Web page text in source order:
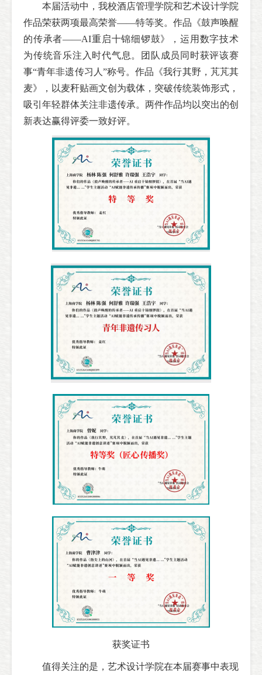
本届活动中，我校酒店管理学院和艺术设计学院
作品荣获两项最高荣誉——特等奖。作品《鼓声唤醒
的传承者——AI重启十锦细锣鼓》，运用数字技术
为传统音乐注入时代气息。团队成员同时获评该赛
事“青年非遗传习人”称号。作品《我行其野，芃芃其
麦》，以麦秆贴画文创为载体，突破传统装饰形式，
吸引年轻群体关注非遗传承。两件作品均以突出的创
新表达赢得评委一致好评。
获奖证书
值得关注的是，艺术设计学院在本届赛事中表现